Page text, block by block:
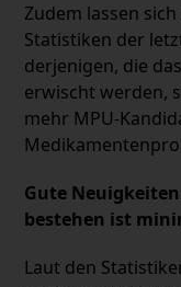
Zudem lassen
Statistiken der
derjenigen, die
erwischt werden,
mehr MPU-
Gute
bestehen ist
Laut den